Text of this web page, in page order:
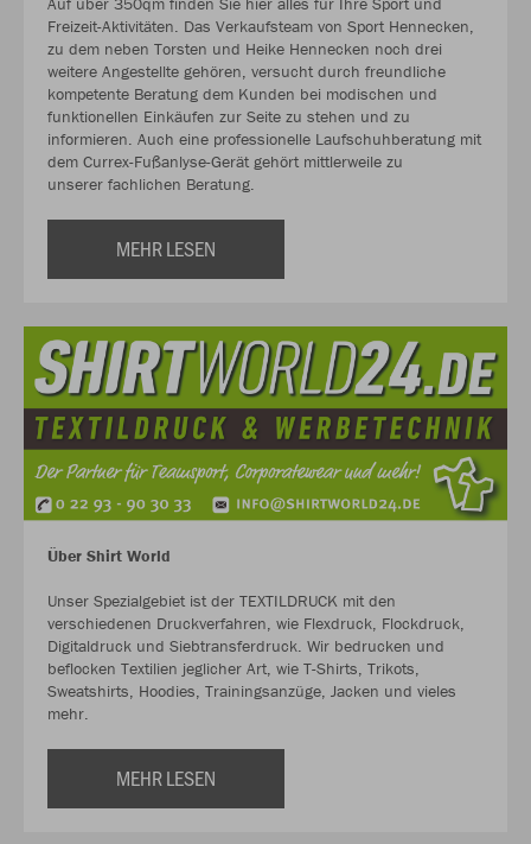
Freizeit-Aktivitäten. Das Verkaufsteam von Sport Hennecken,
zu dem neben Torsten und Heike Hennecken noch drei
weitere Angestellte gehören, versucht durch freundliche
kompetente Beratung dem Kunden bei modischen und
funktionellen Einkäufen zur Seite zu stehen und zu
informieren. Auch eine professionelle Laufschuhberatung mit
dem Currex-Fußanlyse-Gerät gehört mittlerweile zu
unserer fachlichen Beratung.
MEHR LESEN
Über Shirt World
Unser Spezialgebiet ist der TEXTILDRUCK mit den
verschiedenen Druckverfahren, wie Flexdruck, Flockdruck,
Digitaldruck und Siebtransferdruck. Wir bedrucken und
beflocken Textilien jeglicher Art, wie T-Shirts, Trikots,
Sweatshirts, Hoodies, Trainingsanzüge, Jacken und vieles
mehr.
MEHR LESEN